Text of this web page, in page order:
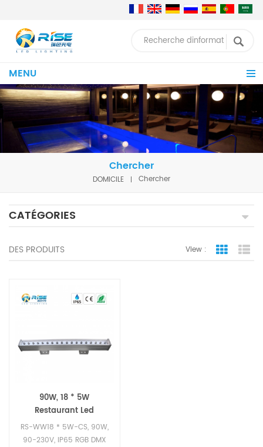
MENU
Chercher
DOMICILE Chercher
CATÉGORIES
DES PRODUITS View : Grid View
90W, 18 * 5W
Restaurant Led
extérieur mur rondelle
éclairage
RS-WW18 * 5W-CS, 90W,
90-230V, IP65 RGB DMX